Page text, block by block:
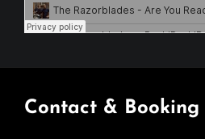
Contact & Booking